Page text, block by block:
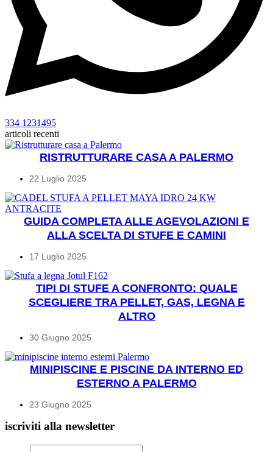
334 1231495
articoli recenti
RISTRUTTURARE CASA A PALERMO
22 Luglio 2025
GUIDA COMPLETA ALLE AGEVOLAZIONI E
ALLA SCELTA DI STUFE E CAMINI
17 Luglio 2025
TIPI DI STUFE A CONFRONTO: QUALE
SCEGLIERE TRA PELLET, GAS, LEGNA E
ALTRO
30 Giugno 2025
MINIPISCINE E PISCINE DA INTERNO ED
ESTERNO A PALERMO
23 Giugno 2025
iscriviti alla newsletter